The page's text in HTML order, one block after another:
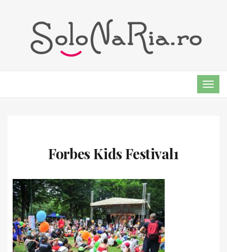
Forbes Kids Festival1